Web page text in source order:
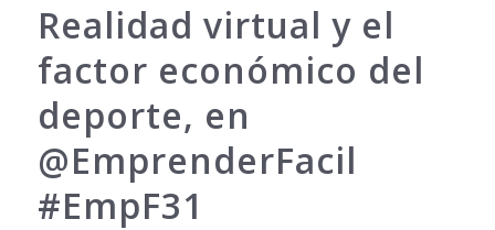
Realidad virtual y el
factor económico del
deporte, en
@EmprenderFacil
#EmpF31